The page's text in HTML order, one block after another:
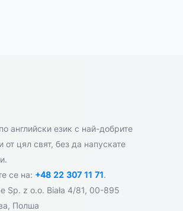
английски език с най-добрите
от цял свят, без да напускате
се на: +48 22 307 11 71.
Sp. z o.o. Biała 4/81, 00-895
Полша